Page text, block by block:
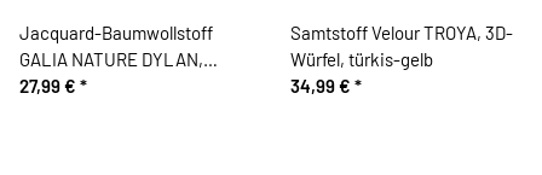
Jacquard-Baumwollstoff
GALIA NATURE DYLAN,
Rauten, blau
27,99 € *
Samtstoff Velour TROYA, 3D-
Würfel, türkis-gelb
34,99 € *